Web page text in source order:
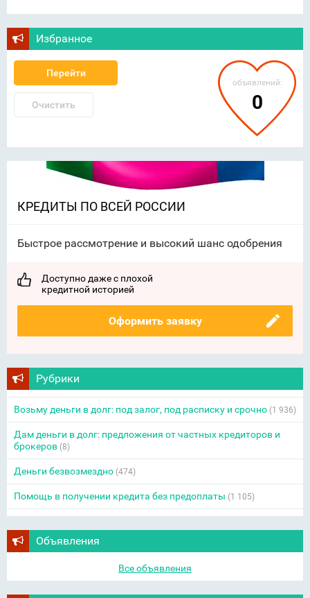
Избранное
Перейти
Очистить
объявлений:
0
КРЕДИТЫ ПО ВСЕЙ РОССИИ
Быстрое рассмотрение и высокий шанс одобрения
Доступно даже с плохой
кредитной историей
Оформить заявку
Рубрики
Возьму деньги в долг: под залог, под расписку и срочно (1 936)
Дам деньги в долг: предложения от частных кредиторов и
брокеров (8)
Деньги безвозмездно (474)
Помощь в получении кредита без предоплаты (1 105)
Объявления
Все объявления